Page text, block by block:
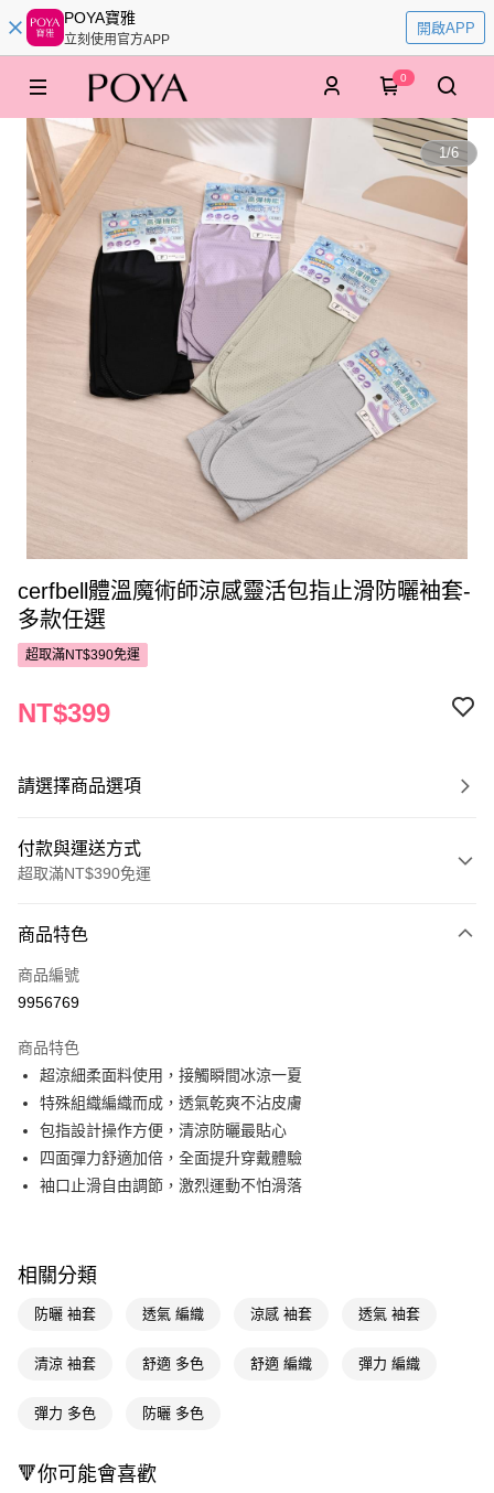
POYA寶雅
立刻使用官方APP
開啟APP
0
1/6
cerfbell體溫魔術師涼感靈活包指止滑防曬袖套-
多款任選
超取滿NT$390免運
NT$399
請選擇商品選項
付款與運送方式
超取滿NT$390免運
POYA支付
信用卡一次付款
LINE Pay
Apple Pay
街口支付
悠遊付
AFTEE先享後付
【關於「AFTEE先享後付」】
便利好安心！
２．便利：只要手機號碼，簡訊認證，即可結帳。
３．安心：先確認商品／服務後，再付款。
【「AFTEE先享後付」結帳流程】
１．於結帳方式選擇「AFTEE先享後付」後，將跳轉至「AFTEE先享後付」
每筆NT$65，滿NT$390(含以上)免運費
商品特色
商品編號
9956769
商品特色
超涼細柔面料使用，接觸瞬間冰涼一夏
特殊組織編織而成，透氣乾爽不沾皮膚
包指設計操作方便，清涼防曬最貼心
四面彈力舒適加倍，全面提升穿戴體驗
袖口止滑自由調節，激烈運動不怕滑落
相關分類
防曬 袖套 透氣 編織 涼感 袖套 透氣 袖套
清涼 袖套 舒適 多色 舒適 編織 彈力 編織
彈力 多色 防曬 多色
🔻你可能會喜歡